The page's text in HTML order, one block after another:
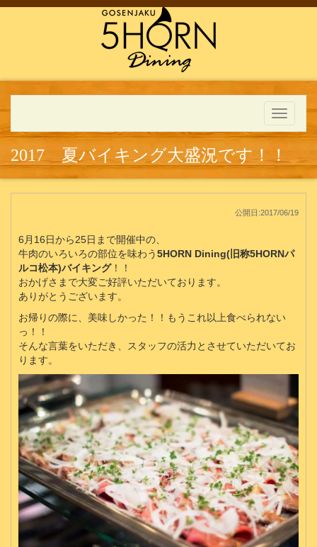
Toggle
2017 夏バイキング大盛況です！！
公開日:2017/06/19
6月16日から25日まで開催中の、
牛肉のいろいろの部位を味わう5HORN Dining(旧称5HORNパ
ルコ松本)バイキング！！
おかげさまで大変ご好評いただいております。
ありがとうございます。
お帰りの際に、美味しかった！！もうこれ以上食べられない
っ！！
そんな言葉をいただき、スタッフの活力とさせていただいてお
ります。